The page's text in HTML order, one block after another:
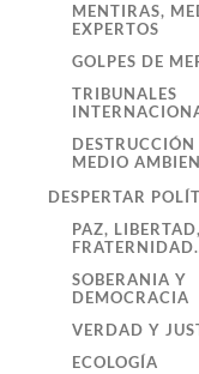
MENTIRAS,
EXPERTOS
GOLPES DE
TRIBUNALES
DESTRUCCIÓN
MEDIO
DESPERTAR
PAZ, LIBERTAD,
SOBERANIA Y
DEMOCRACIA
VERDAD Y
ECOLOGÍA